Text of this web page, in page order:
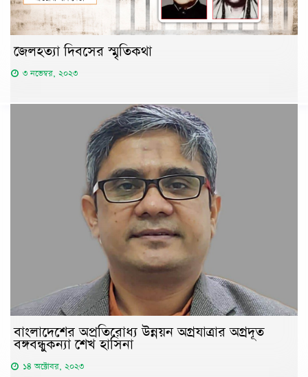
জেলহত্যা দিবসের স্মৃতিকথা
৩ নভেম্বর, ২০২৩
বাংলাদেশের অপ্রতিরোধ্য উন্নয়ন অগ্রযাত্রার অগ্রদূত
বঙ্গবন্ধুকন্যা শেখ হাসিনা
১৪ অক্টোবর, ২০২৩